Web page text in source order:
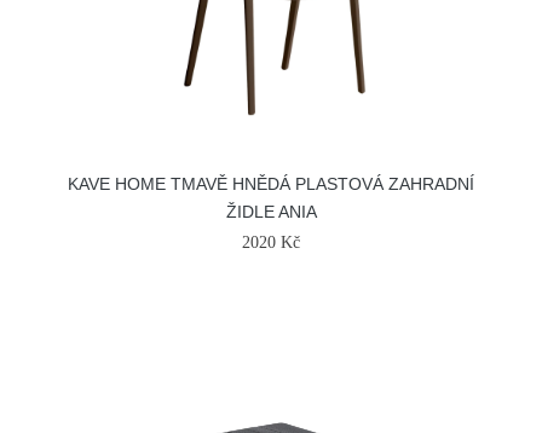
KAVE HOME TMAVĚ HNĚDÁ PLASTOVÁ ZAHRADNÍ
ŽIDLE ANIA
2020 Kč